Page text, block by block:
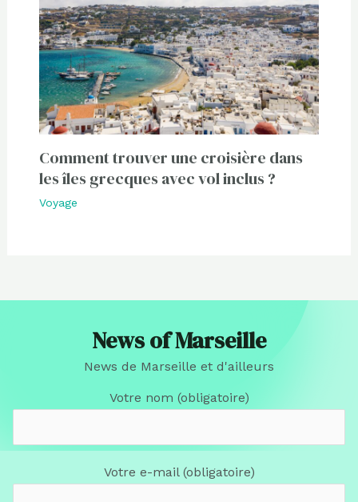
Comment trouver une croisière dans
les îles grecques avec vol inclus ?
Voyage
News of Marseille
News de Marseille et d'ailleurs
Votre nom (obligatoire)
Votre e-mail (obligatoire)